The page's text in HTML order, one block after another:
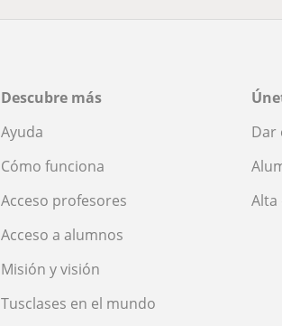
Descubre más
Ayuda
Cómo funciona
Acceso profesores
Acceso a alumnos
Misión y visión
Tusclases en el mundo
Dar
Alta